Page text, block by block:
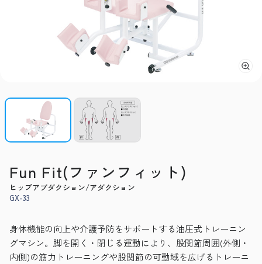
Fun Fit(ファンフィット)
ヒップアブダクション/アダクション
GX-33
身体機能の向上や介護予防をサポートする油圧式トレーニン
グマシン。脚を開く・閉じる運動により、股関節周囲(外側・
内側)の筋力トレーニングや股関節の可動域を広げるトレーニ